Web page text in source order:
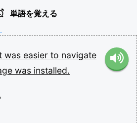
単語を覚える
was easier to navigate
was installed.